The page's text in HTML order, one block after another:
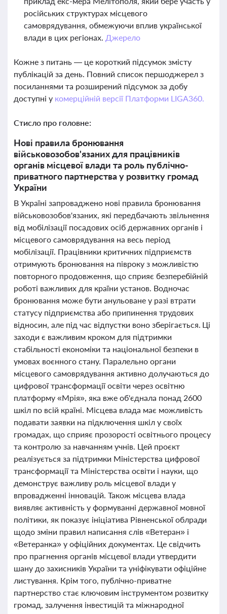
російських структурах місцевого
самоврядування, обмежуючи вплив української
влади в цих регіонах. Джерело
Кожне з питань — це короткий підсумок змісту
публікацій за день. Повний список першоджерел з
посиланнями та розширений підсумок за добу
доступні у комерційній версії Платформи LIGA360.
Стисло про головне:
Нові правила бронювання
військовозобов'язаних для працівників
органів місцевої влади та роль публічно-
приватного партнерства у розвитку громад
України
В Україні запроваджено нові правила бронювання
військовозобов'язаних, які передбачають звільнення
від мобілізації посадових осіб державних органів і
місцевого самоврядування на весь період
мобілізації. Працівники критичних підприємств
отримують бронювання на півроку з можливістю
повторного продовження, що сприяє безперебійній
роботі важливих для країни установ. Водночас
бронювання може бути анульоване у разі втрати
статусу підприємства або припинення трудових
відносин, але під час відпустки воно зберігається. Ці
заходи є важливим кроком для підтримки
стабільності економіки та національної безпеки в
умовах воєнного стану. Паралельно органи
місцевого самоврядування активно долучаються до
цифрової трансформації освіти через освітню
платформу «Мрія», яка вже об'єднала понад 2600
шкіл по всій країні. Місцева влада має можливість
подавати заявки на підключення шкіл у своїх
громадах, що сприяє прозорості освітнього процесу
та контролю за навчанням учнів. Цей проєкт
реалізується за підтримки Міністерства цифрової
трансформації та Міністерства освіти і науки, що
демонструє важливу роль місцевої влади у
впровадженні інновацій. Також місцева влада
виявляє активність у формуванні державної мовної
політики, як показує ініціатива Рівненської облради
щодо зміни правил написання слів «Ветеран» і
«Ветеранка» у офіційних документах. Це свідчить
про прагнення органів місцевої влади утвердити
шану до захисників України та уніфікувати офіційне
листування. Крім того, публічно-приватне
партнерство стає ключовим інструментом розвитку
громад, залучення інвестицій та міжнародної